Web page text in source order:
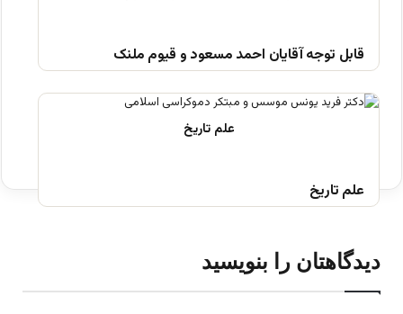
قابل توجه آقایان احمد مسعود و قیوم ملنک
علم تاریخ
دیدگاهتان را بنویسید